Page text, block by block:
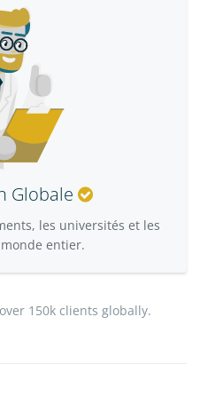
Globale
les universités et les
entier.
150k clients globally.